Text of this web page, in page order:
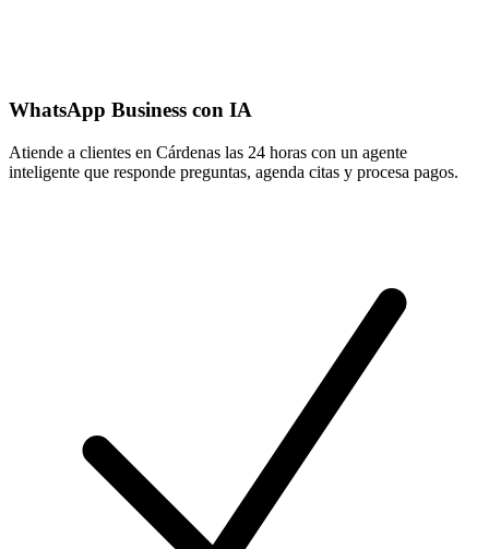
WhatsApp Business con IA
Atiende a clientes en Cárdenas las 24 horas con un agente
inteligente que responde preguntas, agenda citas y procesa pagos.